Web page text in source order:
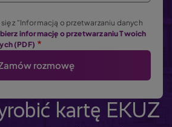
z "Informacją o przetwarzaniu danych
informację o przetwarzaniu Twoich
(PDF)
kartę EKUZ